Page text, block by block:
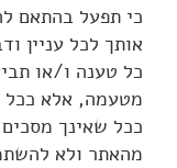
כי תפעל בהתאם
אותך לכל עניין
כל טענה ו/או
מטעמה, אלא ככל
ככל שאינך
מהאתר ולא